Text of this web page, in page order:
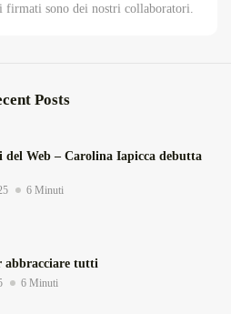
sono dei nostri collaboratori.
Posts
del Web – Carolina Iapicca debutta
6 Minuti
abbracciare tutti
6 Minuti